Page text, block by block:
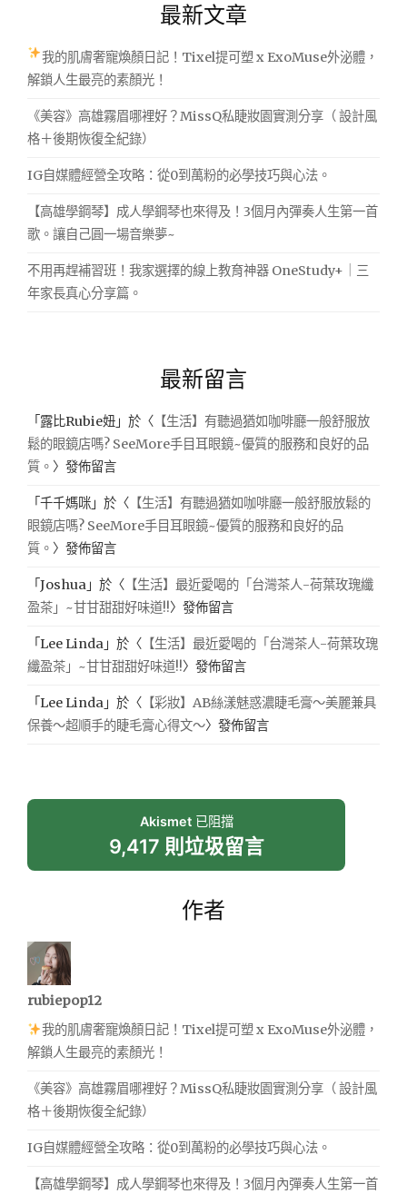
最新文章
我的肌膚奢寵煥顏日記！Tixel提可塑 x ExoMuse外泌體，
解鎖人生最亮的素顏光！
《美容》高雄霧眉哪裡好？MissQ私睫妝園實測分享（ 設計風
格＋後期恢復全紀錄）
IG自媒體經營全攻略：從0到萬粉的必學技巧與心法。
【高雄學鋼琴】成人學鋼琴也來得及！3個月內彈奏人生第一首
歌。讓自己圓一場音樂夢~
不用再趕補習班！我家選擇的線上教育神器 OneStudy+｜三
年家長真心分享篇。
最新留言
「 露比Rubie妞 」於〈 【生活】有聽過猶如咖啡廳一般舒服放
鬆的眼鏡店嗎? SeeMore手目耳眼鏡~優質的服務和良好的品
質。 〉發佈留言
「千千媽咪 」於〈 【生活】有聽過猶如咖啡廳一般舒服放鬆的
眼鏡店嗎? SeeMore手目耳眼鏡~優質的服務和良好的品
質。 〉發佈留言
「Joshua 」於〈 【生活】最近愛喝的「台灣茶人-荷葉玫瑰纖
盈茶」~甘甘甜甜好味道!!〉發佈留言
「Lee Linda 」於〈 【生活】最近愛喝的「台灣茶人-荷葉玫瑰
纖盈茶」~甘甘甜甜好味道!!〉發佈留言
「Lee Linda 」於〈 【彩妝】AB絲漾魅惑濃睫毛膏～美麗兼具
保養～超順手的睫毛膏心得文～〉發佈留言
Akismet已阻擋
9,417 則垃圾留言
作者
rubiepop12
我的肌膚奢寵煥顏日記！Tixel提可塑 x ExoMuse外泌體，
解鎖人生最亮的素顏光！
《美容》高雄霧眉哪裡好？MissQ私睫妝園實測分享（ 設計風
格＋後期恢復全紀錄）
IG自媒體經營全攻略：從0到萬粉的必學技巧與心法。
【高雄學鋼琴】成人學鋼琴也來得及！3個月內彈奏人生第一首